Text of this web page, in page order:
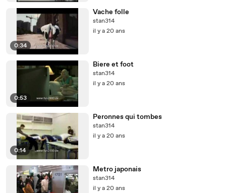
0:34
Vache folle
stan314
il y a 20 ans
0:53
Biere et foot
stan314
il y a 20 ans
0:14
Peronnes qui tombes
stan314
il y a 20 ans
Metro japonais
stan314
il y a 20 ans